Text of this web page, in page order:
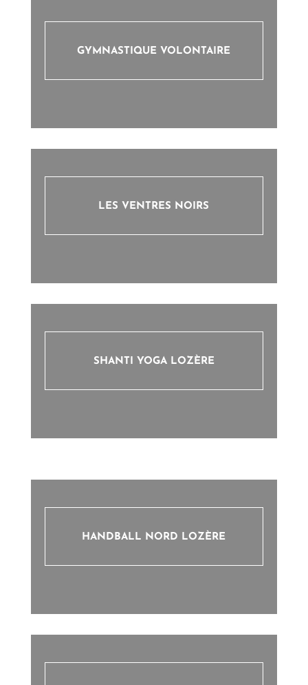
GYMNASTIQUE VOLONTAIRE
LES VENTRES NOIRS
SHANTI YOGA LOZÈRE
HANDBALL NORD LOZÈRE